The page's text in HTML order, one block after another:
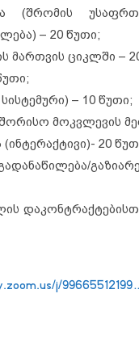
(შრომის
– 20 წუთი;
მართვის ციკლში –
– 10 წუთი;
მოკვლევის
20
j/